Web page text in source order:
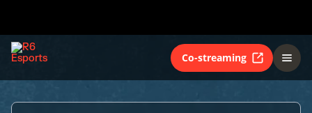
Co-streaming